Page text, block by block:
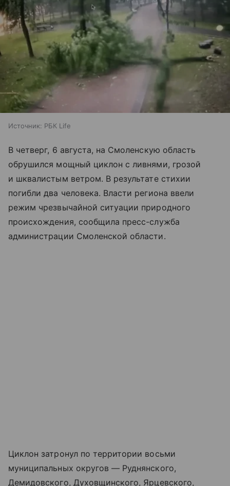
Источник: РБК Life
В четверг, 6 августа, на Смоленскую область
обрушился мощный циклон с ливнями, грозой
и шквалистым ветром. В результате стихии
погибли два человека. Власти региона ввели
режим чрезвычайной ситуации природного
происхождения, сообщила пресс-служба
администрации Смоленской области.
Циклон затронул по территории восьми
муниципальных округов — Руднянского,
Демидовского, Духовщинского, Ярцевского,